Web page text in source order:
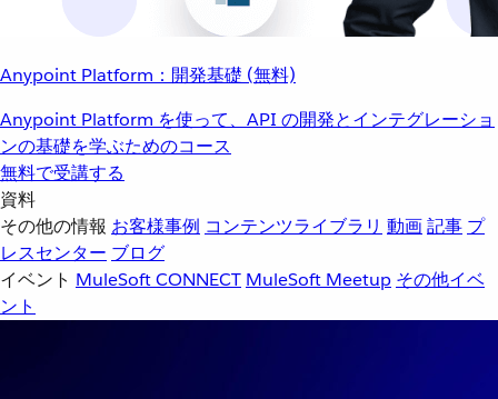
Anypoint Platform：開発基礎 (無料)
Anypoint Platform を使って、API の開発とインテグレーショ
ンの基礎を学ぶためのコース
無料で受講する
資料
その他の情報 お客様事例 コンテンツライブラリ 動画記事 プ
レスセンター ブログ
イベント MuleSoft CONNECT MuleSoft Meetup その他イベ
ント